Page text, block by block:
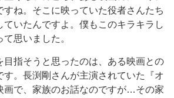
すね。そこに映っていた役者さんたち
ていたんですよ。僕もこのキラキラし
思いました。
指そうと思ったのは、ある映画との
す。長渕剛さんが主演されていた『オ
画で、家族のお話なのですが…その家